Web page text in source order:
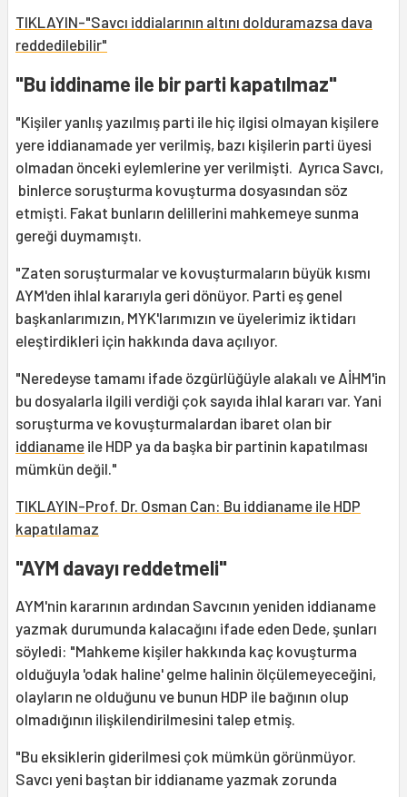
TIKLAYIN-"Savcı iddialarının altını dolduramazsa dava
reddedilebilir"
"Bu iddiname ile bir parti kapatılmaz"
"Kişiler yanlış yazılmış parti ile hiç ilgisi olmayan kişilere
yere iddianamade yer verilmiş, bazı kişilerin parti üyesi
olmadan önceki eylemlerine yer verilmişti. Ayrıca Savcı,
binlerce soruşturma kovuşturma dosyasından söz
etmişti. Fakat bunların delillerini mahkemeye sunma
gereği duymamıştı.
"Zaten soruşturmalar ve kovuşturmaların büyük kısmı
AYM'den ihlal kararıyla geri dönüyor. Parti eş genel
başkanlarımızın, MYK'larımızın ve üyelerimiz iktidarı
eleştirdikleri için hakkında dava açılıyor.
"Neredeyse tamamı ifade özgürlüğüyle alakalı ve AİHM'in
bu dosyalarla ilgili verdiği çok sayıda ihlal kararı var. Yani
soruşturma ve kovuşturmalardan ibaret olan bir
iddianame ile HDP ya da başka bir partinin kapatılması
mümkün değil."
TIKLAYIN-Prof. Dr. Osman Can: Bu iddianame ile HDP
kapatılamaz
"AYM davayı reddetmeli"
AYM'nin kararının ardından Savcının yeniden iddianame
yazmak durumunda kalacağını ifade eden Dede, şunları
söyledi: "Mahkeme kişiler hakkında kaç kovuşturma
olduğuyla 'odak haline' gelme halinin ölçülemeyeceğini,
olayların ne olduğunu ve bunun HDP ile bağının olup
olmadığının ilişkilendirilmesini talep etmiş.
"Bu eksiklerin giderilmesi çok mümkün görünmüyor.
Savcı yeni baştan bir iddianame yazmak zorunda